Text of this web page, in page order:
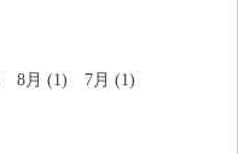
8月 (1)
7月 (1)